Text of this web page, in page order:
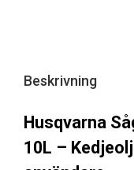
Beskrivning
Husqvarna
10L –